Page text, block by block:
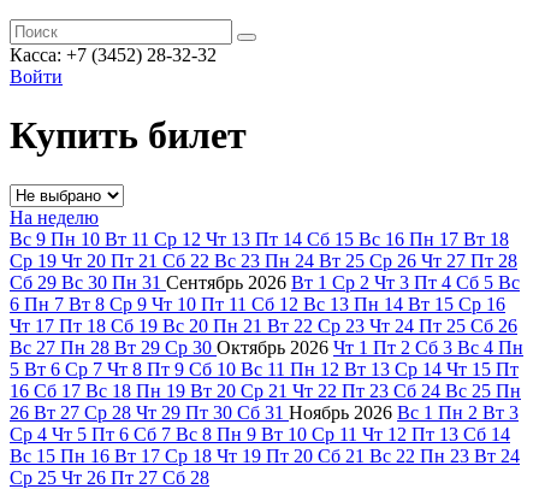
Касса: +7 (3452) 28-32-32
Войти
Купить билет
На неделю
Вс 9 Пн 10 Вт 11 Ср 12 Чт 13 Пт 14 Сб 15 Вс 16 Пн 17 Вт 18
Ср 19 Чт 20 Пт 21 Сб 22 Вс 23 Пн 24 Вт 25 Ср 26 Чт 27 Пт 28
Сб 29 Вс 30 Пн 31 Сентябрь 2026 Вт 1 Ср 2 Чт 3 Пт 4 Сб 5 Вс
6 Пн 7 Вт 8 Ср 9 Чт 10 Пт 11 Сб 12 Вс 13 Пн 14 Вт 15 Ср 16
Чт 17 Пт 18 Сб 19 Вс 20 Пн 21 Вт 22 Ср 23 Чт 24 Пт 25 Сб 26
Вс 27 Пн 28 Вт 29 Ср 30 Октябрь 2026 Чт 1 Пт 2 Сб 3 Вс 4 Пн
5 Вт 6 Ср 7 Чт 8 Пт 9 Сб 10 Вс 11 Пн 12 Вт 13 Ср 14 Чт 15 Пт
16 Сб 17 Вс 18 Пн 19 Вт 20 Ср 21 Чт 22 Пт 23 Сб 24 Вс 25 Пн
26 Вт 27 Ср 28 Чт 29 Пт 30 Сб 31 Ноябрь 2026 Вс 1 Пн 2 Вт 3
Ср 4 Чт 5 Пт 6 Сб 7 Вс 8 Пн 9 Вт 10 Ср 11 Чт 12 Пт 13 Сб 14
Вс 15 Пн 16 Вт 17 Ср 18 Чт 19 Пт 20 Сб 21 Вс 22 Пн 23 Вт 24
Ср 25 Чт 26 Пт 27 Сб 28